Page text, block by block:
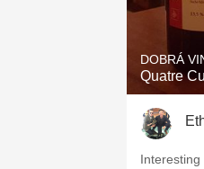
DOBRÁ
Quatre
Interesting